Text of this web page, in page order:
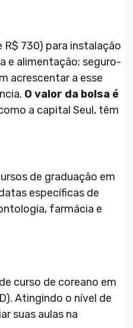
R$ 730) para instalação
e alimentação; seguro-
acrescentar a esse
O valor da bolsa é
a capital Seul, têm
de graduação em
específicas de
farmácia e
curso de coreano em
Atingindo o nível de
suas aulas na